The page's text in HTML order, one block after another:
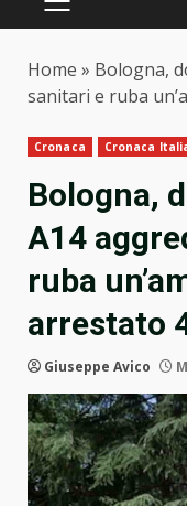
PRIMARY
Home » Bologna,
sanitari e ruba
Cronaca Cronaca
Bologna,
A14
ruba
arrestato
Giuseppe Avico